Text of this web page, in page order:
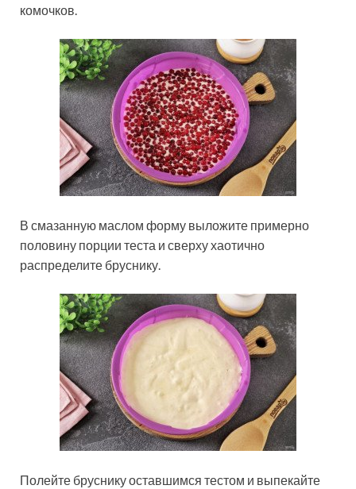
комочков.
В смазанную маслом форму выложите примерно
половину порции теста и сверху хаотично
распределите бруснику.
Полейте бруснику оставшимся тестом и выпекайте